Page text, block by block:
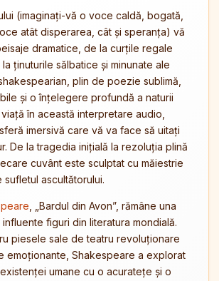
(imaginați-vă o voce caldă, bogată,
atât disperarea, cât și speranța) vă
dramatice, de la curțile regale
ținuturile sălbatice și minunate ale
plin de poezie sublimă,
și o înțelegere profundă a naturii
în această interpretare audio,
imersivă care vă va face să uitați
De la tragedia inițială la rezoluția plină
cuvânt este sculptat cu măiestrie
ascultătorului.
, „Bardul din Avon”, rămâne una
figuri din literatura mondială.
piesele sale de teatru revoluționare
emoționante, Shakespeare a explorat
umane cu o acuratețe și o